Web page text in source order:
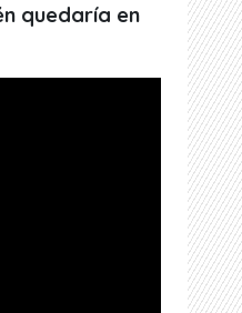
quedaría en